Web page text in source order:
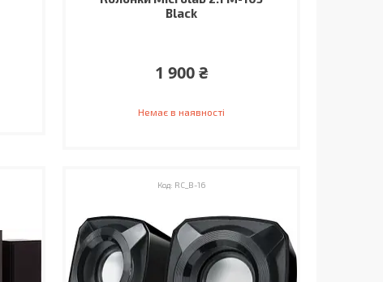
Black
1 900 ₴
Немає в наявності
RC_B-16